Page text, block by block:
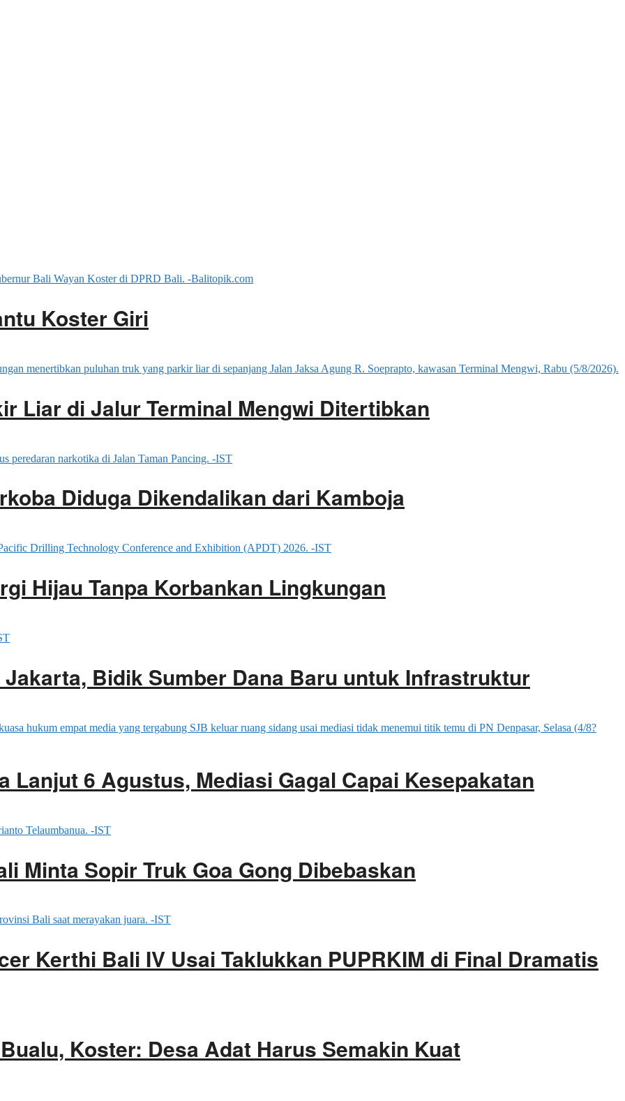
Koster Giri
Liar di Jalur Terminal Mengwi Ditertibkan
Diduga Dikendalikan dari Kamboja
Hijau Tanpa Korbankan Lingkungan
Bidik Sumber Dana Baru untuk Infrastruktur
Lanjut 6 Agustus, Mediasi Gagal Capai Kesepakatan
Minta Sopir Truk Goa Gong Dibebaskan
Kerthi Bali IV Usai Taklukkan PUPRKIM di Final Dramatis
Koster: Desa Adat Harus Semakin Kuat